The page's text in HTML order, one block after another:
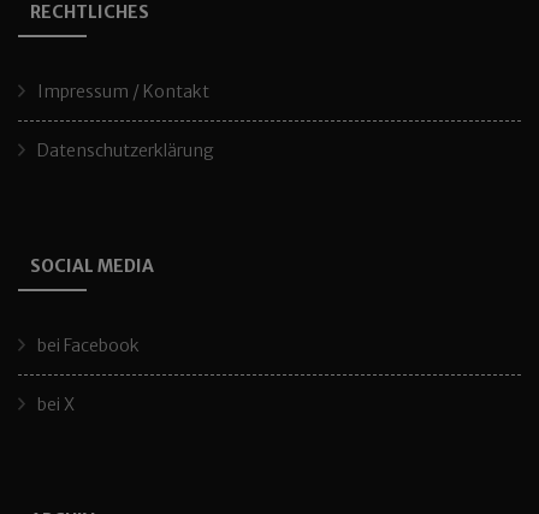
RECHTLICHES
Impressum / Kontakt
Datenschutzerklärung
SOCIAL MEDIA
bei Facebook
bei X